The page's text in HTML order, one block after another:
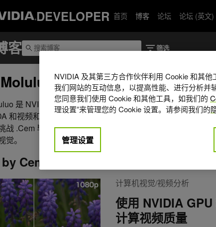
DEVELOPER 首页 博客 论坛 论坛 (英文)
是 NVIDIA 专业可视化团队的高级开发技术工程师。他专
和视频和 AI 应用程序优化，并帮助各种软件供应商解决与
战 .Cem 毕业于德国安特卫普应用科学大学，擅长计算机图
觉。
Cem Moluluo
计算机视觉/视频分析
使用 NVIDIA
计算视频质量
NVIDIA 及其第三方合作伙伴利用 Cookie 和其
我们网站的互动信息，以提高性能、进行分析并
您同意我们使用 Cookie 和其他工具，如我们的
理设置”来管理您的 Cookie 设置。请参阅我们的
管理设置